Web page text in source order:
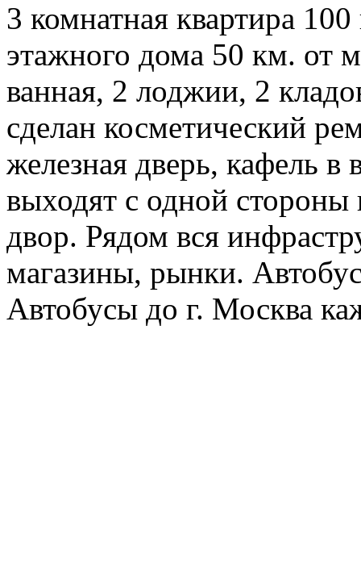
3 комнатная квартира
этажного дома 50 км. от
ванная, 2 лоджии, 2
сделан косметический
железная дверь, кафель
выходят с одной стороны
двор. Рядом вся
магазины, рынки.
Автобусы до г. Москва